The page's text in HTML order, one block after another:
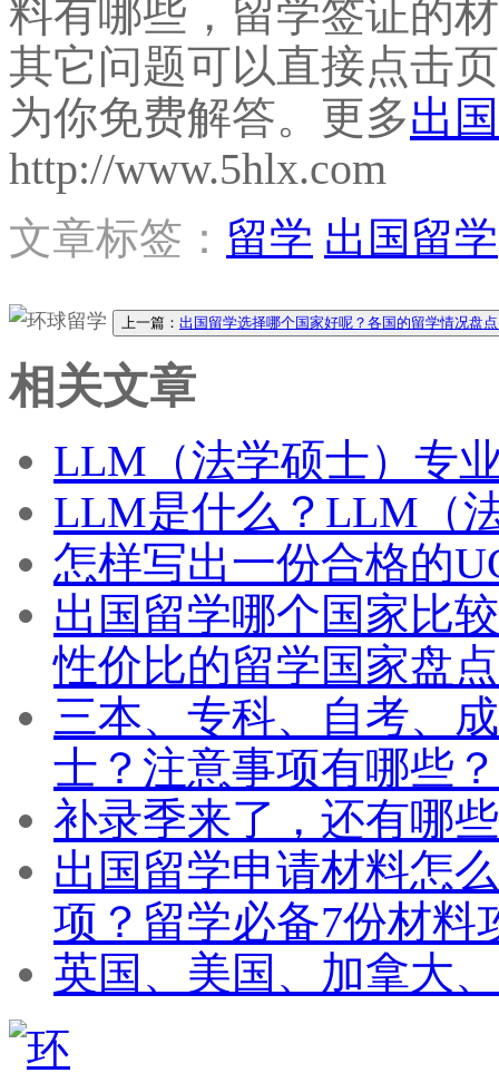
料有哪些，留学签证的
其它问题可以直接点击
为你免费解答。更多出
http://www.5hlx.com
文章标签： 留学 出国留学
上一篇： 出国留学选择哪个国家好呢？各国的留学情况盘
相关文章
LLM（法学硕士）专
LLM是什么？LLM（
怎样写出一份合格的
出国留学哪个国家比
性价比的留学国家盘点
三本、专科、自考、
士？注意事项有哪些？
补录季来了，还有哪
出国留学申请材料怎
项？留学必备7份材料
英国、美国、加拿大